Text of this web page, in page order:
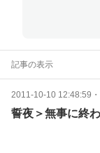
記事の表示
2011-10-10 12:48:59 ・
誓夜＞無事に終